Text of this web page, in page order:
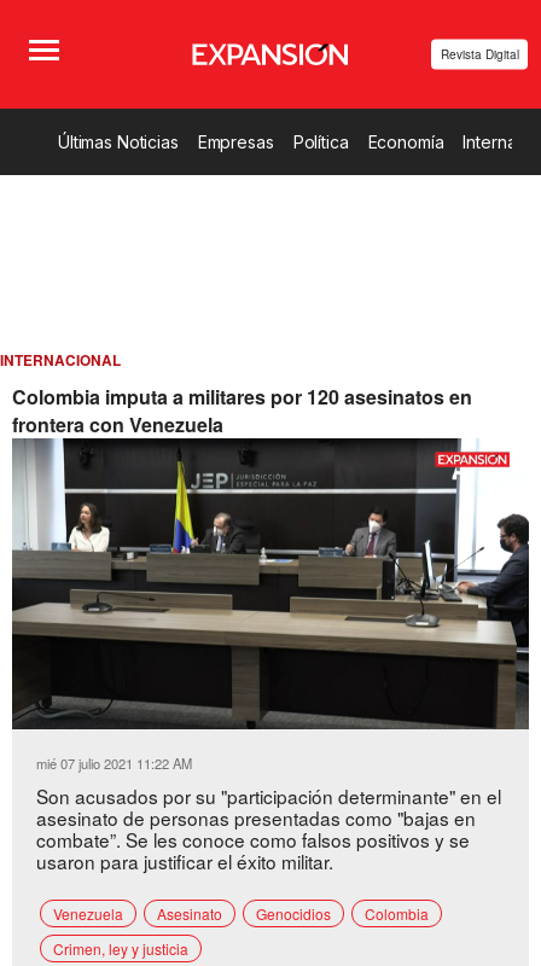
Revista Digital
Últimas Noticias Empresas Política Economía
INTERNACIONAL
Colombia imputa a militares por 120 asesinatos en
frontera con Venezuela
Unmute Loaded:
37.59%
mié 07 julio 2021 11:22 AM
Son acusados por su "participación determinante" en el
asesinato de personas presentadas como "bajas en
combate”. Se les conoce como falsos positivos y se
usaron para justificar el éxito militar.
Venezuela Asesinato Genocidios
Colombia
Crimen, ley y justicia